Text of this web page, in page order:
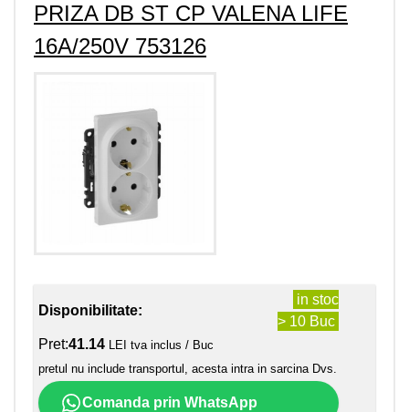
PRIZA DB ST CP VALENA LIFE
16A/250V 753126
Disponibilitate:
in stoc
> 10 Buc
Pret:41.14 LEI tva inclus / Buc
pretul nu include transportul, acesta intra in sarcina Dvs.
Comanda prin WhatsApp